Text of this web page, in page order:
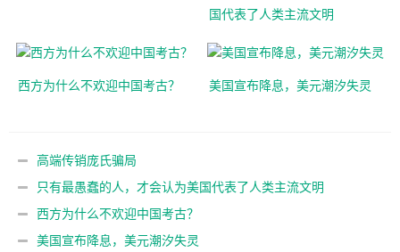
国代表了人类主流文明
西方为什么不欢迎中国考古？ 美国宣布降息，美元潮汐失灵
高端传销庞氏骗局
只有最愚蠢的人，才会认为美国代表了人类主流文明
西方为什么不欢迎中国考古？
美国宣布降息，美元潮汐失灵